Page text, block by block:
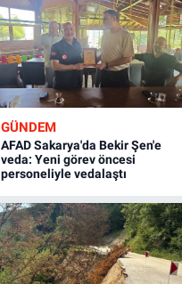
GÜNDEM
AFAD Sakarya'da Bekir Şen'e
veda: Yeni görev öncesi
personeliyle vedalaştı